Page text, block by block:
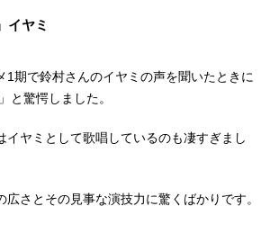
イヤミ
1期で鈴村さんのイヤミの声を聞いたときに
と驚愕しました。
イヤミとして歌唱しているのも凄すぎまし
広さとその見事な演技力に驚くばかりです。